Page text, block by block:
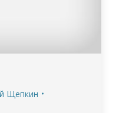
Щепкин